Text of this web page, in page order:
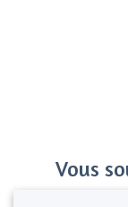
Vous